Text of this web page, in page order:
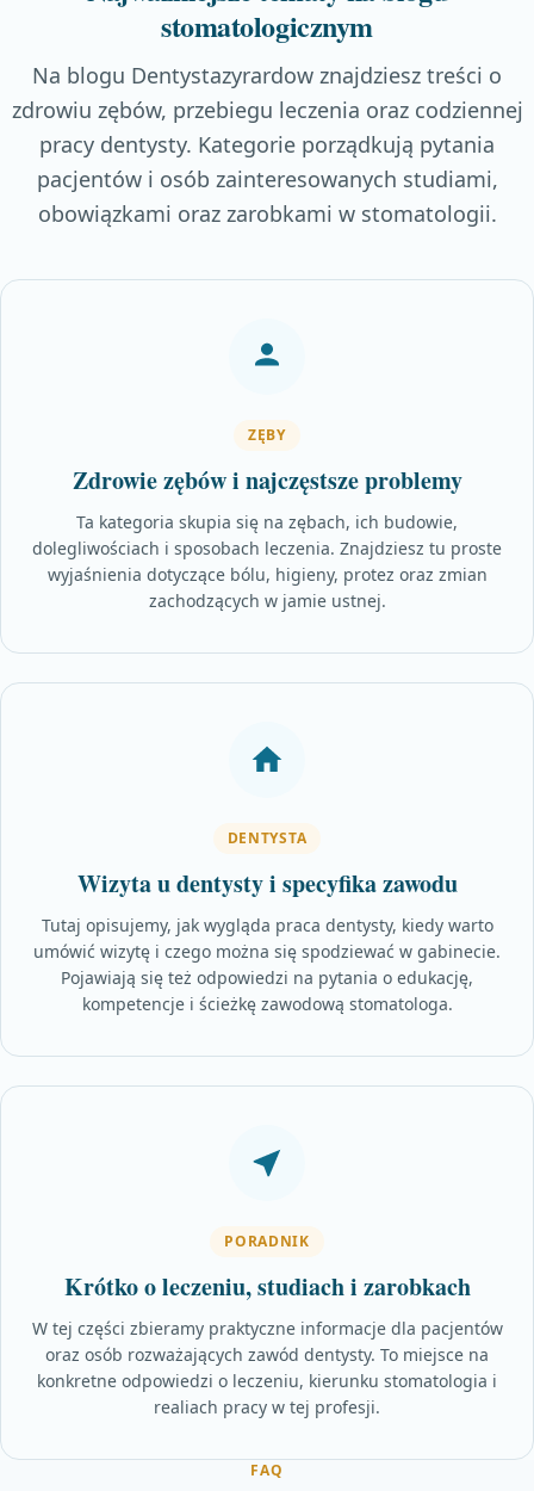
stomatologicznym
Na blogu Dentystazyrardow znajdziesz treści o
zdrowiu zębów, przebiegu leczenia oraz codziennej
pracy dentysty. Kategorie porządkują pytania
pacjentów i osób zainteresowanych studiami,
obowiązkami oraz zarobkami w stomatologii.
ZĘBY
Zdrowie zębów i najczęstsze problemy
Ta kategoria skupia się na zębach, ich budowie,
dolegliwościach i sposobach leczenia. Znajdziesz tu proste
wyjaśnienia dotyczące bólu, higieny, protez oraz zmian
zachodzących w jamie ustnej.
DENTYSTA
Wizyta u dentysty i specyfika zawodu
Tutaj opisujemy, jak wygląda praca dentysty, kiedy warto
umówić wizytę i czego można się spodziewać w gabinecie.
Pojawiają się też odpowiedzi na pytania o edukację,
kompetencje i ścieżkę zawodową stomatologa.
PORADNIK
Krótko o leczeniu, studiach i zarobkach
W tej części zbieramy praktyczne informacje dla pacjentów
oraz osób rozważających zawód dentysty. To miejsce na
konkretne odpowiedzi o leczeniu, kierunku stomatologia i
realiach pracy w tej profesji.
FAQ